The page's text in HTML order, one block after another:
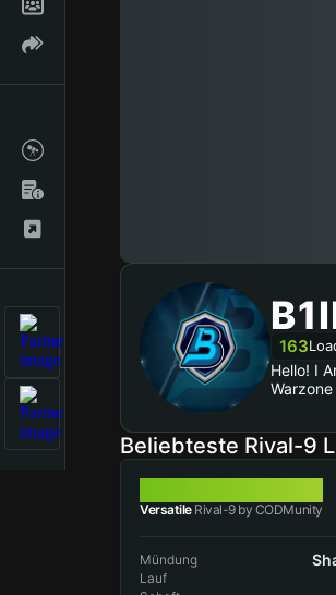
163
Hello! I
Beliebteste Rival-9
VersatileRival-9 by CODMunity
Mündung
Lauf